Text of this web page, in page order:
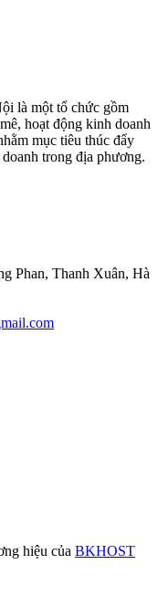
là một tổ chức gồm
hoạt động kinh doanh
mục tiêu thúc đẩy
trong địa phương.
Phan, Thanh Xuân, Hà
hiệu của BKHOST